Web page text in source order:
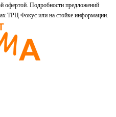
офертой. Подробности предложений
ТРЦ Фокус или на стойке информации.